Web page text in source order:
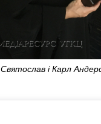
Святослав і Карл